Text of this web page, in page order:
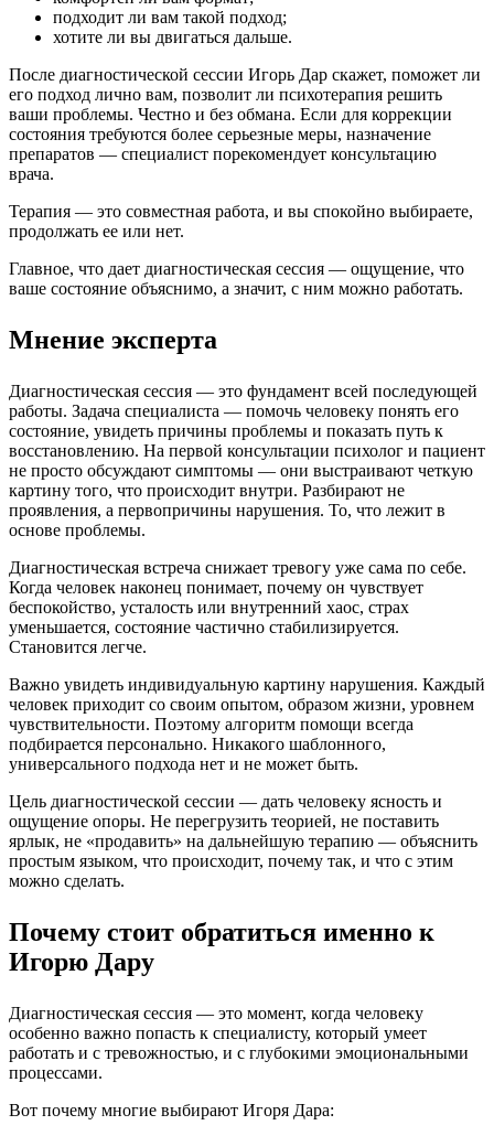
подходит ли вам такой подход;
хотите ли вы двигаться дальше.
После диагностической сессии Игорь Дар скажет, поможет ли
его подход лично вам, позволит ли психотерапия решить
ваши проблемы. Честно и без обмана. Если для коррекции
состояния требуются более серьезные меры, назначение
препаратов — специалист порекомендует консультацию
врача.
Терапия — это совместная работа, и вы спокойно выбираете,
продолжать ее или нет.
Главное, что дает диагностическая сессия — ощущение, что
ваше состояние объяснимо, а значит, с ним можно работать.
Мнение эксперта
Диагностическая сессия — это фундамент всей последующей
работы. Задача специалиста — помочь человеку понять его
состояние, увидеть причины проблемы и показать путь к
восстановлению. На первой консультации психолог и пациент
не просто обсуждают симптомы — они выстраивают четкую
картину того, что происходит внутри. Разбирают не
проявления, а первопричины нарушения. То, что лежит в
основе проблемы.
Диагностическая встреча снижает тревогу уже сама по себе.
Когда человек наконец понимает, почему он чувствует
беспокойство, усталость или внутренний хаос, страх
уменьшается, состояние частично стабилизируется.
Становится легче.
Важно увидеть индивидуальную картину нарушения. Каждый
человек приходит со своим опытом, образом жизни, уровнем
чувствительности. Поэтому алгоритм помощи всегда
подбирается персонально. Никакого шаблонного,
универсального подхода нет и не может быть.
Цель диагностической сессии — дать человеку ясность и
ощущение опоры. Не перегрузить теорией, не поставить
ярлык, не «продавить» на дальнейшую терапию — объяснить
простым языком, что происходит, почему так, и что с этим
можно сделать.
Почему стоит обратиться именно к
Игорю Дару
Диагностическая сессия — это момент, когда человеку
особенно важно попасть к специалисту, который умеет
работать и с тревожностью, и с глубокими эмоциональными
процессами.
Вот почему многие выбирают Игоря Дара: